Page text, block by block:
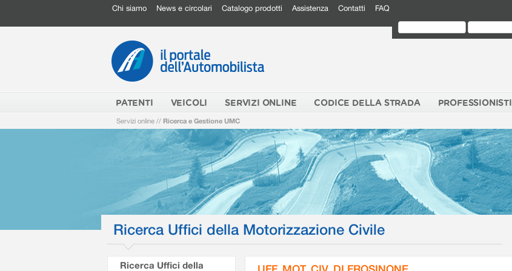
Chi siamo News e circolari Catalogo prodotti Assistenza Contatti FAQ
PATENTI VEICOLI SERVIZI ONLINE CODICE DELLA STRADA PROFESSIONISTI
Servizi online // Ricerca e Gestione UMC
Ricerca Uffici della Motorizzazione Civile
Ricerca Uffici della